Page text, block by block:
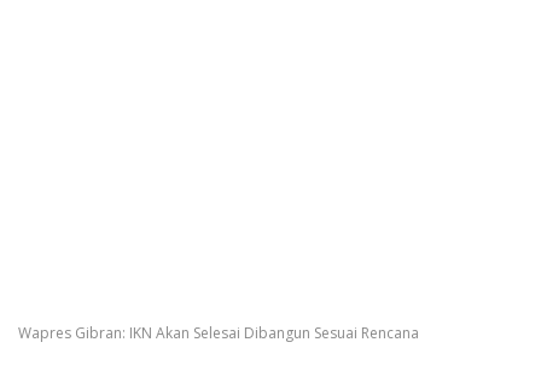
Wapres Gibran: IKN Akan Selesai Dibangun Sesuai Rencana